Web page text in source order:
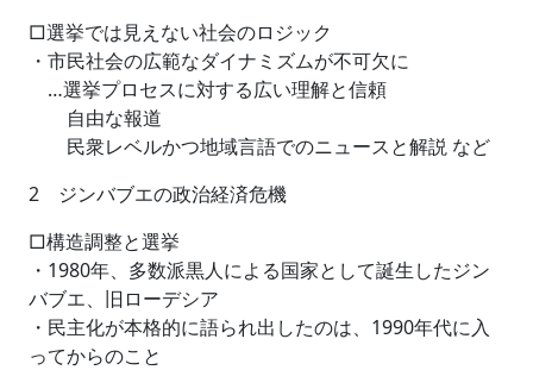
□選挙では見えない社会のロジック
・市民社会の広範なダイナミズムが不可欠に
…選挙プロセスに対する広い理解と信頼
自由な報道
民衆レベルかつ地域言語でのニュースと解説 など
2 ジンバブエの政治経済危機
□構造調整と選挙
・1980年、多数派黒人による国家として誕生したジン
バブエ、旧ローデシア
・民主化が本格的に語られ出したのは、1990年代に入
ってからのこと